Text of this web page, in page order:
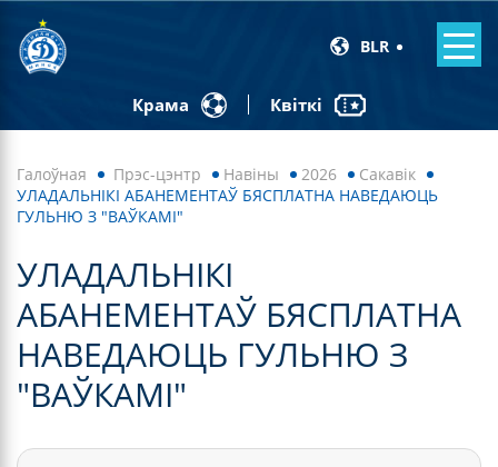
BLR
Крама Квіткі
Галоўная Прэс-цэнтр Навiны 2026
Сакавік
УЛАДАЛЬНІКІ АБАНЕМЕНТАЎ БЯСПЛАТНА НАВЕДАЮЦЬ
ГУЛЬНЮ З "ВАЎКАМІ"
УЛАДАЛЬНІКІ
АБАНЕМЕНТАЎ БЯСПЛАТНА
НАВЕДАЮЦЬ ГУЛЬНЮ З
"ВАЎКАМІ"